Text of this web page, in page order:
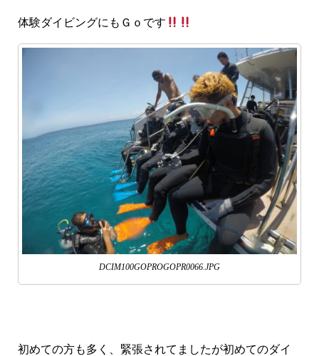
体験ダイビングにもＧｏです
DCIM100GOPROGOPR0066.JPG
初めての方も多く、緊張されてましたが初めてのダイ